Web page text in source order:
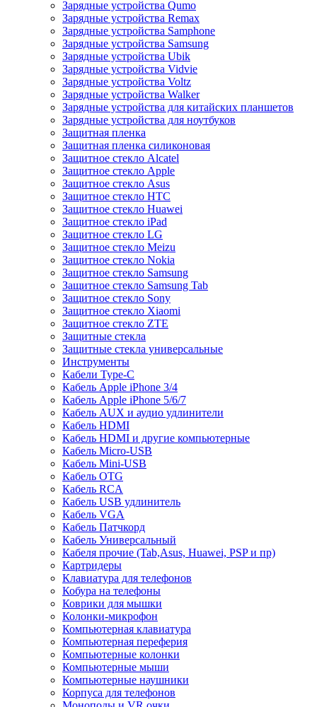
Зарядные устройства Qumo
Зарядные устройства Remax
Зарядные устройства Samphone
Зарядные устройства Samsung
Зарядные устройства Ubik
Зарядные устройства Vidvie
Зарядные устройства Voltz
Зарядные устройства Walker
Зарядные устройства для китайских планшетов
Зарядные устройства для ноутбуков
Защитная пленка
Защитная пленка силиконовая
Защитное стекло Alcatel
Защитное стекло Apple
Защитное стекло Asus
Защитное стекло HTC
Защитное стекло Huawei
Защитное стекло iPad
Защитное стекло LG
Защитное стекло Meizu
Защитное стекло Nokia
Защитное стекло Samsung
Защитное стекло Samsung Tab
Защитное стекло Sony
Защитное стекло Xiaomi
Защитное стекло ZTE
Защитные стекла
Защитные стекла универсальные
Инструменты
Кабели Type-C
Кабель Apple iPhone 3/4
Кабель Apple iPhone 5/6/7
Кабель AUX и аудио удлинители
Кабель HDMI
Кабель HDMI и другие компьютерные
Кабель Micro-USB
Кабель Mini-USB
Кабель OTG
Кабель RCA
Кабель USB удлинитель
Кабель VGA
Кабель Патчкорд
Кабель Универсальный
Кабеля прочие (Tab,Asus, Huawei, PSP и пр)
Картридеры
Клавиатура для телефонов
Кобура на телефоны
Коврики для мышки
Колонки-микрофон
Компьютерная клавиатура
Компьютерная переферия
Компьютерные колонки
Компьютерные мыши
Компьютерные наушники
Корпуса для телефонов